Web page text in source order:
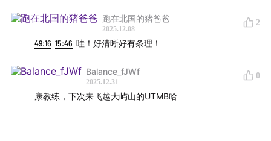
跑在北国的猪爸爸
2025.12.08
2
49:16 15:46 哇！好清晰好有条理！
Balance_fJWf
2025.12.31
0
康教练，下次来飞越大屿山的UTMB哈